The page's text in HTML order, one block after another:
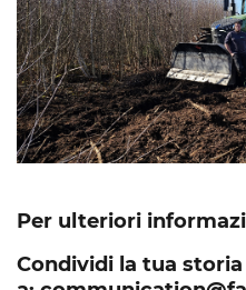
Per ulteriori
Condividi la tua